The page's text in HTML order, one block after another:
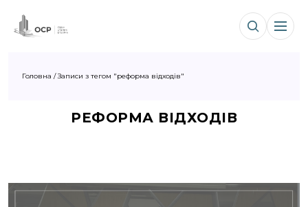
Головна /Записи з тегом "реформа відходів"
РЕФОРМА ВІДХОДІВ